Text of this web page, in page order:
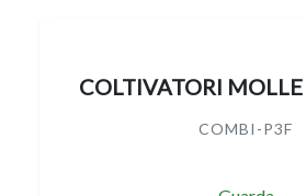
COLTIVATORI
COMBI-P3F